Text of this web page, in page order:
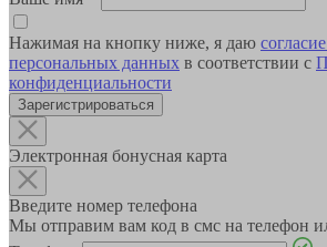
Нажимая на кнопку ниже, я даю
персональных данных в соответствии с
конфиденциальности
Зарегистрироваться
Электронная бонусная карта
Введите номер телефона
Мы отправим вам код в смс на телефон